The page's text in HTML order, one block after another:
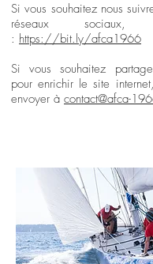
Si vous souhaitez nous
réseaux
: https://bit.ly/afca1966
Si vous souhaitez
pour enrichir le site
envoyer à contact@afca-